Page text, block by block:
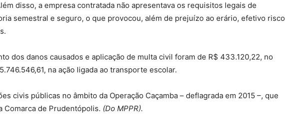
disso, a empresa contratada não apresentava os requisitos legais de
semestral e seguro, o que provocou, além de prejuízo ao erário, efetivo risco
dos danos causados e aplicação de multa civil foram de R$ 433.120,22, no
na ação ligada ao transporte escolar.
civis públicas no âmbito da Operação Caçamba – deflagrada em 2015 –, que
Comarca de Prudentópolis. (Do MPPR).